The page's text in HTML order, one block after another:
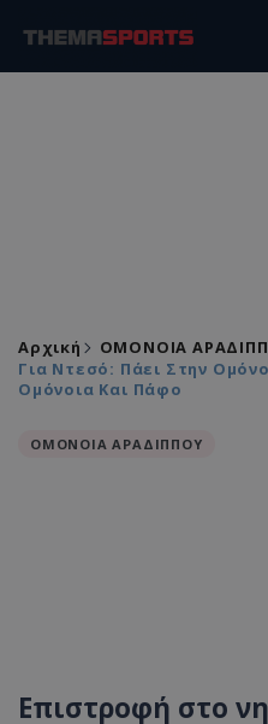
Αρχική ΟΜΟΝΟΙΑ
Για Ντεσό: Πάει Στην
Ομόνοια Και Πάφο
ΟΜΟΝΟΙΑ ΑΡΑΔΙΠΠΟΥ
Επιστροφή στο